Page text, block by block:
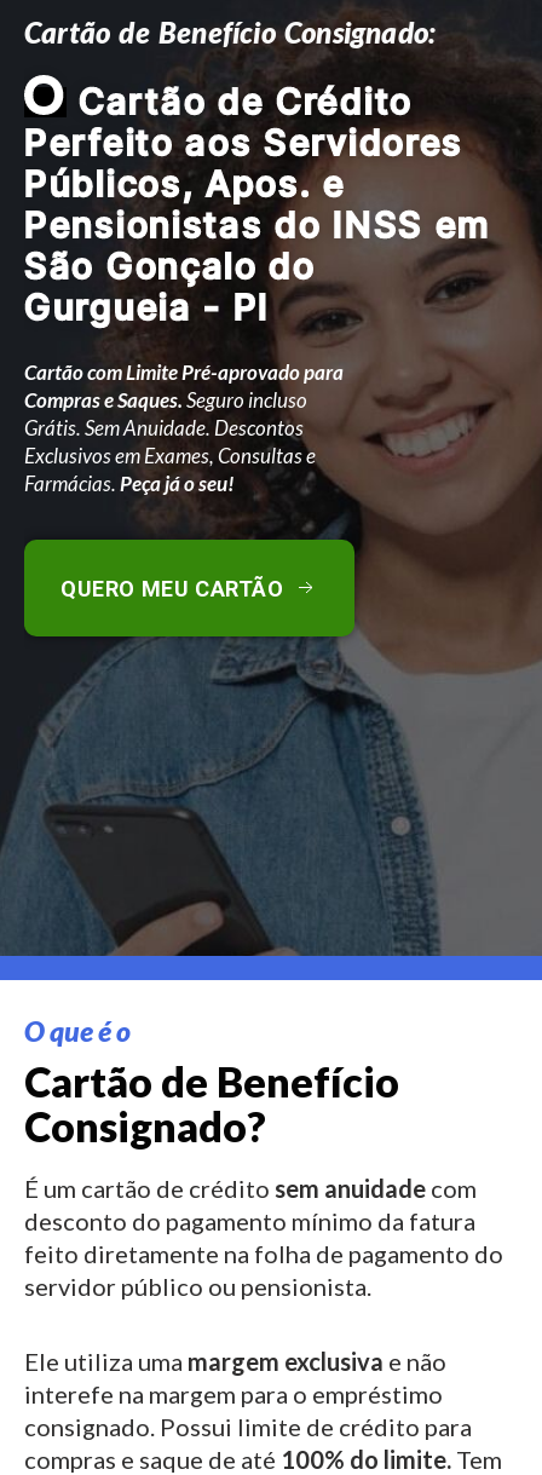
Cartão de Benefício Consignado:
O Cartão de Crédito
Perfeito aos Servidores
Públicos, Apos. e
Pensionistas do INSS em
São Gonçalo do
Gurgueia - PI
Cartão com Limite Pré-aprovado para
Compras e Saques.Seguro incluso
Grátis. Sem Anuidade. Descontos
Exclusivos em Exames, Consultas e
Farmácias.Peça já o seu!
QUERO MEU CARTÃO
O que é o
Cartão de Benefício
Consignado?
É um cartão de crédito sem anuidade com
desconto do pagamento mínimo da fatura
feito diretamente na folha de pagamento do
servidor público ou pensionista.
Ele utiliza uma margem exclusiva e não
interefe na margem para o empréstimo
consignado. Possui limite de crédito para
compras e saque de até 100% do limite. Tem